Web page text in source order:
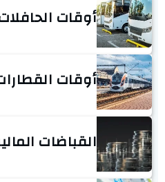
أوقات
أوقات
القباضات